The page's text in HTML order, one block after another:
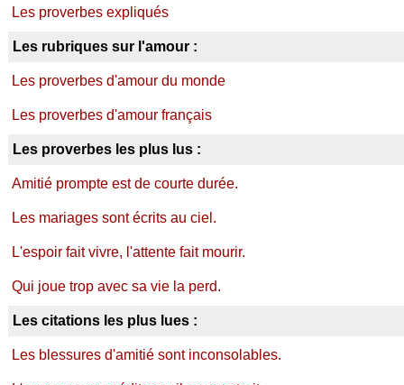
Les proverbes expliqués
Les rubriques sur l'amour :
Les proverbes d'amour du monde
Les proverbes d'amour français
Les proverbes les plus lus :
Amitié prompte est de courte durée.
Les mariages sont écrits au ciel.
L'espoir fait vivre, l'attente fait mourir.
Qui joue trop avec sa vie la perd.
Les citations les plus lues :
Les blessures d'amitié sont inconsolables.